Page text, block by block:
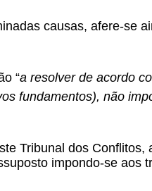
causas, afere-se
“a resolver de acordo
fundamentos), não
Tribunal dos
impondo-se aos